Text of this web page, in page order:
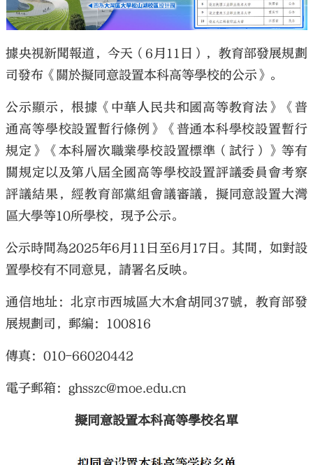
據央視新聞報道，今天（6月11日），教育部發展規劃
司發布《關於擬同意設置本科高等學校的公示》。
公示顯示，根據《中華人民共和國高等教育法》《普
通高等學校設置暫行條例》《普通本科學校設置暫行
規定》《本科層次職業學校設置標準（試行）》等有
關規定以及第八屆全國高等學校設置評議委員會考察
評議結果，經教育部黨組會議審議，擬同意設置大灣
區大學等10所學校，現予公示。
公示時間為2025年6月11日至6月17日。其間，如對設
置學校有不同意見，請署名反映。
通信地址：北京市西城區大木倉胡同37號，教育部發
展規劃司，郵編：100816
傳真：010-66020442
電子郵箱：ghsszc@moe.edu.cn
擬同意設置本科高等學校名單